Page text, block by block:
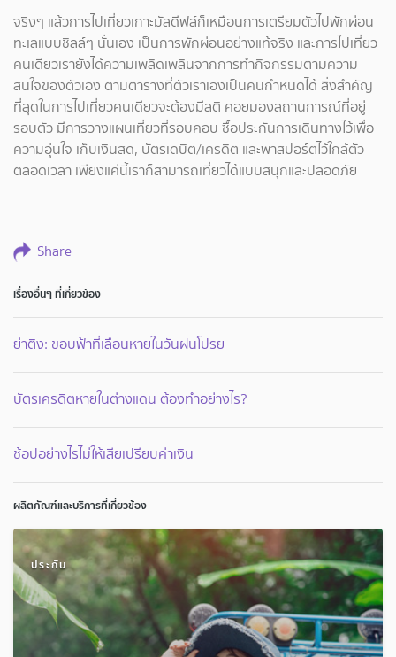
จริงๆ แล้วการไปเที่ยวเกาะมัลดีฟส์ก็เหมือนการเตรียมตัวไปพักผ่อน
ทะเลแบบชิลล์ๆ นั่นเอง เป็นการพักผ่อนอย่างแท้จริง และการไปเที่ยว
คนเดียวเรายังได้ความเพลิดเพลินจากการทำกิจกรรมตามความ
สนใจของตัวเอง ตามตารางที่ตัวเราเองเป็นคนกำหนดได้ สิ่งสำคัญ
ที่สุดในการไปเที่ยวคนเดียวจะต้องมีสติ คอยมองสถานการณ์ที่อยู่
รอบตัว มีการวางแผนเที่ยวที่รอบคอบ ซื้อประกันการเดินทางไว้เพื่อ
ความอุ่นใจ เก็บเงินสด, บัตรเดบิต/เครดิต และพาสปอร์ตไว้ใกล้ตัว
ตลอดเวลา เพียงแค่นี้เราก็สามารถเที่ยวได้แบบสนุกและปลอดภัย
Share
เรื่องอื่นๆ ที่เกี่ยวข้อง
ย่าติง: ขอบฟ้าที่เลือนหายในวันฝนโปรย
บัตรเครดิตหายในต่างแดน ต้องทำอย่างไร?
ช้อปอย่างไรไม่ให้เสียเปรียบค่าเงิน
ผลิตภัณฑ์และบริการที่เกี่ยวข้อง
ประกัน